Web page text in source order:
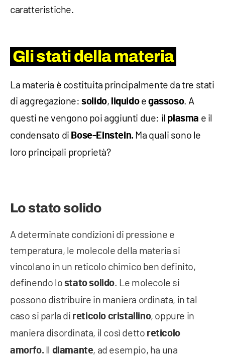
caratteristiche.
Gli stati della materia
La materia è costituita principalmente da tre stati
di aggregazione:solido, liquidoegassoso. A
questi ne vengono poi aggiunti due: il plasma e il
condensato di Bose-Einstein.Ma quali sono le
loro principali proprietà?
Lo stato solido
A determinate condizioni di pressione e
temperatura, le molecole della materia si
vincolano in un reticolo chimico ben definito,
definendo lo stato solido. Le molecole si
possono distribuire in maniera ordinata, in tal
caso si parla di reticolo cristallino, oppure in
maniera disordinata, il così detto reticolo
amorfo.Il diamante, ad esempio, ha una